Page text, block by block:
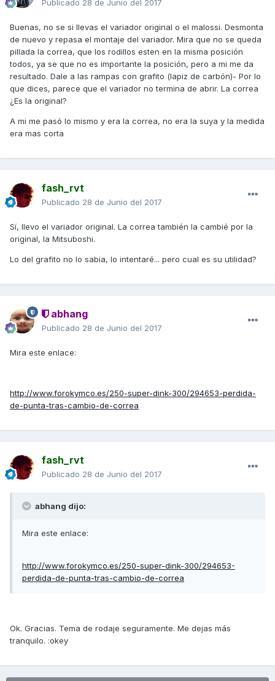
Publicado 28 de Junio del 2017
Buenas, no se si llevas el variador original o el malossi. Desmonta
de nuevo y repasa el montaje del variador. Mira que no se queda
pillada la correa, que los rodillos esten en la misma posición
todos, ya se que no es importante la posición, pero a mi me da
resultado. Dale a las rampas con grafito (lapiz de carbón)- Por lo
que dices, parece que el variador no termina de abrir. La correa
¿Es la original?
A mi me pasó lo mismo y era la correa, no era la suya y la medida
era mas corta
fash_rvt
Publicado 28 de Junio del 2017
Sí, llevo el variador original. La correa también la cambié por la
original, la Mitsuboshi.
Lo del grafito no lo sabia, lo intentaré... pero cual es su utilidad?
abhang
Publicado 28 de Junio del 2017
Mira este enlace:
http://www.forokymco.es/250-super-dink-300/294653-perdida-
de-punta-tras-cambio-de-correa
fash_rvt
Publicado 28 de Junio del 2017
abhang dijo:
Mira este enlace:
http://www.forokymco.es/250-super-dink-300/294653-
perdida-de-punta-tras-cambio-de-correa
Ok. Gracias. Tema de rodaje seguramente. Me dejas más
tranquilo. :okey